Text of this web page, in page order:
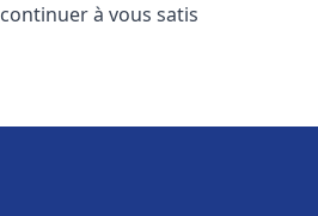
continuer à vous satis